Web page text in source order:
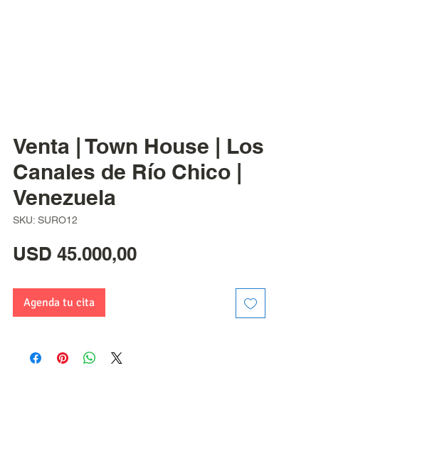
Venta | Town House | Los
Canales de Río Chico |
Venezuela
SKU: SURO12
USD 45.000,00Precio
Agenda tu cita